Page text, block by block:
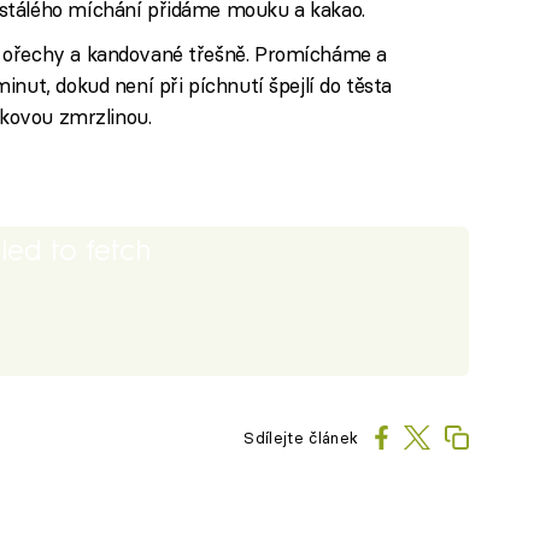
míchání přidáme mouku a kakao.
a kandované třešně. Promícháme a
dokud není při píchnutí špejlí do těsta
zmrzlinou.
Sdílejte článek